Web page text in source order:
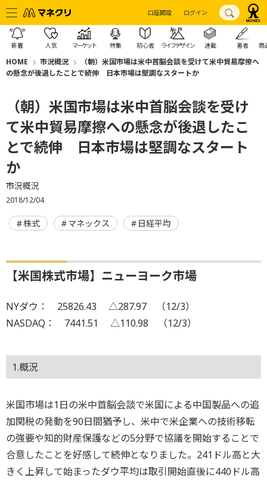
口座開設 ログイン
新着 人気 マーケット 特集 初心者 ライフデザイン 連載 著者 商
HOME 市況概況
（朝）米国市場は米中首脳会談を受けて米中貿易摩擦へ
の懸念が後退したことで続伸 日本市場は堅調なスタートか
（朝）米国市場は米中首脳会談を受け
て米中貿易摩擦への懸念が後退したこ
とで続伸 日本市場は堅調なスタート
か
市況概況
2018/12/04
株式 マネックス 日経平均
【米国株式市場】ニューヨーク市場
NYダウ： 25826.43 △287.97 （12/3）
NASDAQ： 7441.51 △110.98 （12/3）
1.概況
米国市場は1日の米中首脳会談で米国による中国製品への追
加関税の発動を90日間猶予し、米中で米企業への技術移転
の強要や知的財産保護などの5分野で協議を開始することで
合意したことを好感して続伸となりました。241ドル高と大
きく上昇して始まったダウ平均は取引開始直後に440ドル高